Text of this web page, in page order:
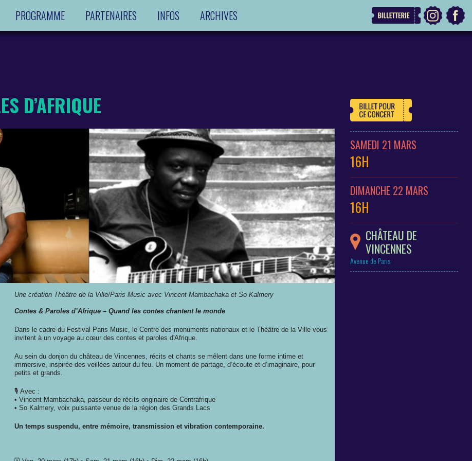
PROGRAMME PARTENAIRES INFOS ARCHIVES
D’AFRIQUE
SAMEDI 21 MARS
16H
DIMANCHE 22 MARS
16H
CHÂTEAU DE
VINCENNES
Avenue de Paris
Une création Théâtre de la Ville/Paris Music avec Vincent Mambachaka et So Kalmery
Contes & Paroles d’Afrique – Quand les contes chantent le monde
Dans le cadre du Festival Paris Music, le Centre des monuments nationaux et le Théâtre de la Ville vous
invitent à un voyage au cœur des contes et paroles d'Afrique.
Au sein du donjon du château de Vincennes, récits et chants se mêlent dans une forme intime et
immersive, inspirée des veillées autour du feu. Un moment de partage, d’écoute et d’imaginaire, pour
petits et grands.
🎙️ Avec :
• Vincent Mambachaka, passeur de récits originaire de Centrafrique
• So Kalmery, voix puissante venue de la région des Grands Lacs
Un temps suspendu, entre mémoire, transmission et vibration contemporaine.